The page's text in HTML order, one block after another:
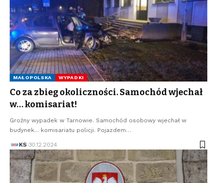
MAŁOPOLSKA WYPADKI
Co za zbieg okoliczności. Samochód wjechał
w… komisariat!
Groźny wypadek w Tarnowie. Samochód osobowy wjechał w
budynek... komisariatu policji. Pojazdem…
KS 30.12.2024